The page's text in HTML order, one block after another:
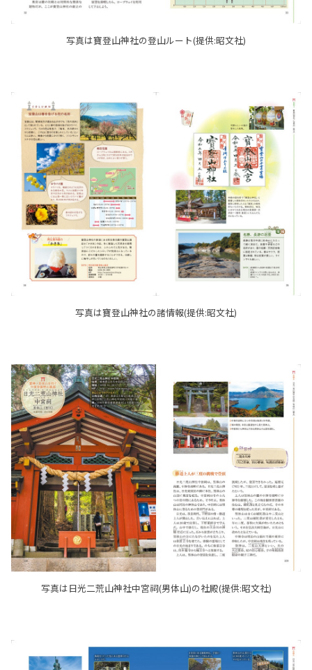
写真は寶登山神社の登山ルート(提供:昭文社)
写真は寶登山神社の諸情報(提供:昭文社)
写真は日光二荒山神社中宮祠(男体山)の社殿(提供:昭文社)